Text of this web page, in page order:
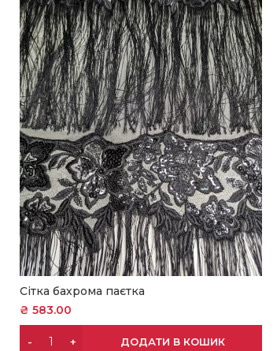
Сітка бахрома паєтка
₴ 583.00
ДОДАТИ В КОШИК